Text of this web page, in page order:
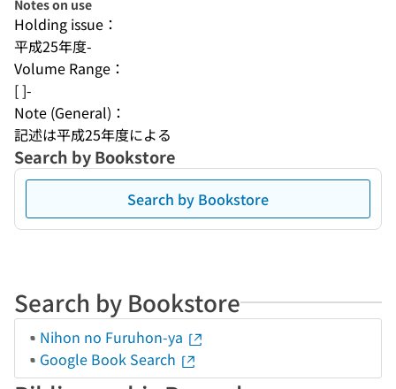
Notes on use
Holding issue：
平成25年度-
Volume Range：
[ ]-
Note (General)：
記述は平成25年度による
Search by Bookstore
Search by Bookstore
Search by Bookstore
Nihon no Furuhon-ya
Google Book Search